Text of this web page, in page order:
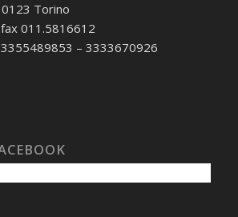
Torino
011.5816612
– 3333670926